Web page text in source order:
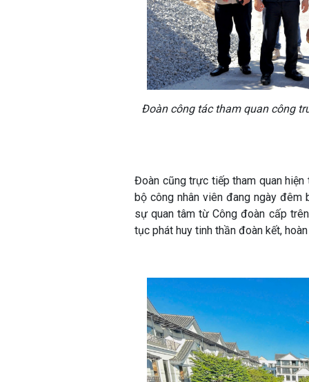
Đoàn công tác tham quan công
Đoàn cũng trực tiếp tham quan
bộ công nhân viên đang ngày đêm
sự quan tâm từ Công đoàn cấp
tục phát huy tinh thần đoàn kết,